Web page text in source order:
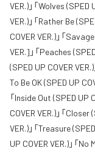
VER.)」「Wolves (SPED
VER.)」「Rather Be
COVER VER.)」「
VER.]」「Peaches
(SPED UP COVER
To Be OK (SPED UP
「Inside Out (SPED UP
COVER VER.)」「Closer
VER.)」「Treasure
UP COVER VER.)」「No